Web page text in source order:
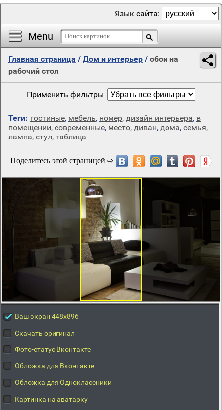
Menu
Язык сайта:
Главная страница / Дом и интерьер / обои на
рабочий стол
Применить фильтры
Теги: гостиные, мебель, номер, дизайн интерьера, в
помещении, современные, место, диван, дома, семья,
лампа, стул, таблица
Ваш экран 448x896
Скачать оригинал
Фото-статус Вконтакте
Обложка для Вконтакте
Обложка для Одноклассники
Картинка на аватарку